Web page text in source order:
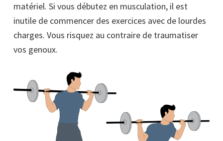
matériel. Si vous débutez en musculation, il est
inutile de commencer des exercices avec de lourdes
charges. Vous risquez au contraire de traumatiser
vos genoux.